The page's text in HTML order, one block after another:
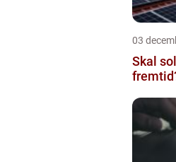
03
Skal